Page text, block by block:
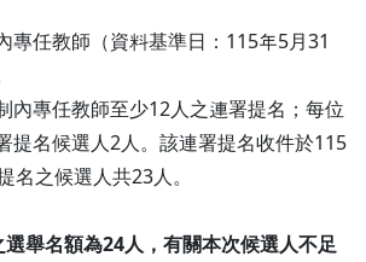
專任教師（資料基準日：115年5月31
內專任教師至少12人之連署提名；每位
提名候選人2人。該連署提名收件於115
名之候選人共23人。
舉名額為24人，有關本次候選人不足